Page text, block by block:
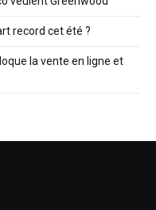
record cet été ?
la vente en ligne et